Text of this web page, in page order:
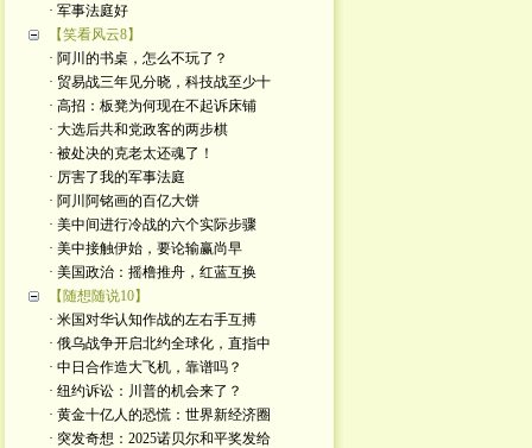
· 军事法庭好
【笑看风云8】
· 阿川的书桌，怎么不玩了？
· 贸易战三年见分晓，科技战至少十
· 高招：板凳为何现在不起诉床铺
· 大选后共和党政客的两步棋
· 被处决的克老太还魂了！
· 厉害了我的军事法庭
· 阿川阿铭画的百亿大饼
· 美中间进行冷战的六个实际步骤
· 美中接触伊始，要论输赢尚早
· 美国政治：摇橹推舟，红蓝互换
【随想随说10】
· 米国对华认知作战的左右手互搏
· 俄乌战争开启北约全球化，直指中
· 中日合作造大飞机，靠谱吗？
· 纽约诉讼：川普的机会来了？
· 黄金十亿人的恐慌：世界新经济圈
· 突发奇想：2025诺贝尔和平奖发给